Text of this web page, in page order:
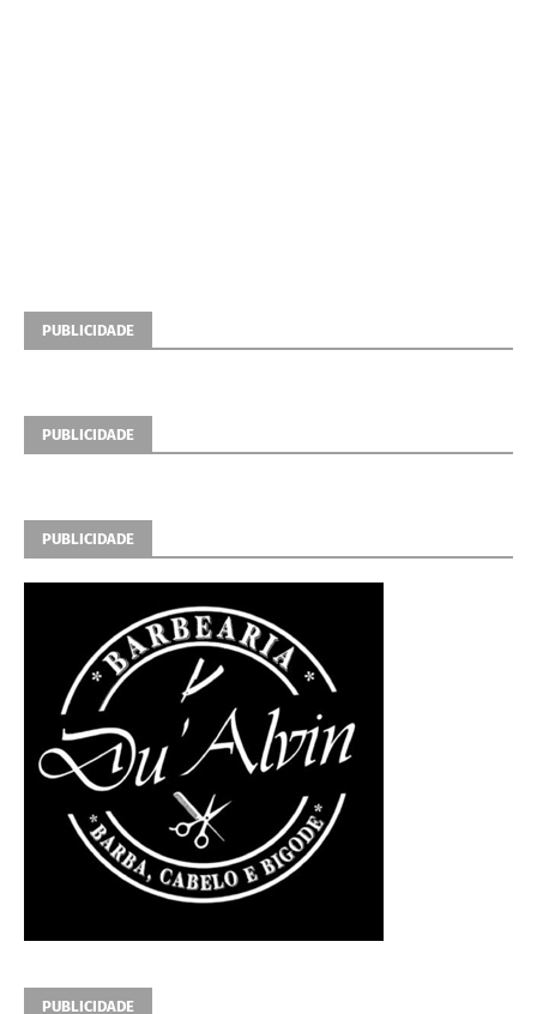
PUBLICIDADE
PUBLICIDADE
PUBLICIDADE
PUBLICIDADE